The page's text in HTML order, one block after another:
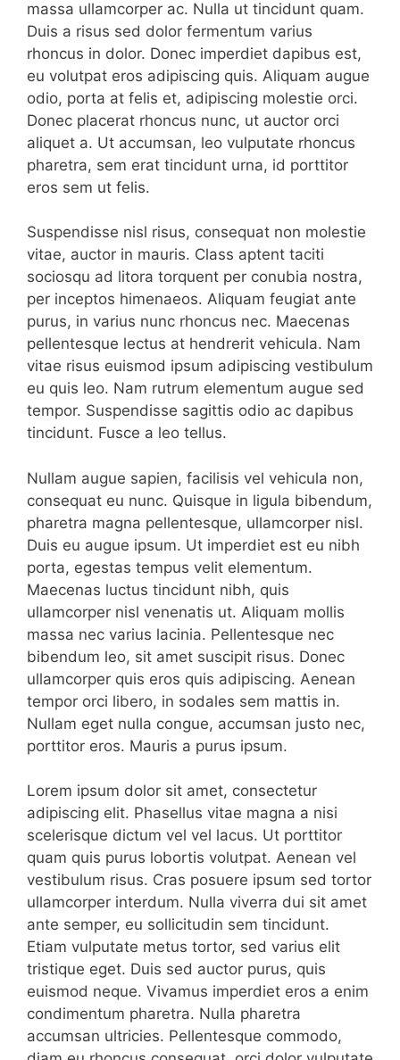
massa ullamcorper ac. Nulla ut tincidunt quam.
Duis a risus sed dolor fermentum varius
rhoncus in dolor. Donec imperdiet dapibus est,
eu volutpat eros adipiscing quis. Aliquam augue
odio, porta at felis et, adipiscing molestie orci.
Donec placerat rhoncus nunc, ut auctor orci
aliquet a. Ut accumsan, leo vulputate rhoncus
pharetra, sem erat tincidunt urna, id porttitor
eros sem ut felis.
Suspendisse nisl risus, consequat non molestie
vitae, auctor in mauris. Class aptent taciti
sociosqu ad litora torquent per conubia nostra,
per inceptos himenaeos. Aliquam feugiat ante
purus, in varius nunc rhoncus nec. Maecenas
pellentesque lectus at hendrerit vehicula. Nam
vitae risus euismod ipsum adipiscing vestibulum
eu quis leo. Nam rutrum elementum augue sed
tempor. Suspendisse sagittis odio ac dapibus
tincidunt. Fusce a leo tellus.
Nullam augue sapien, facilisis vel vehicula non,
consequat eu nunc. Quisque in ligula bibendum,
pharetra magna pellentesque, ullamcorper nisl.
Duis eu augue ipsum. Ut imperdiet est eu nibh
porta, egestas tempus velit elementum.
Maecenas luctus tincidunt nibh, quis
ullamcorper nisl venenatis ut. Aliquam mollis
massa nec varius lacinia. Pellentesque nec
bibendum leo, sit amet suscipit risus. Donec
ullamcorper quis eros quis adipiscing. Aenean
tempor orci libero, in sodales sem mattis in.
Nullam eget nulla congue, accumsan justo nec,
porttitor eros. Mauris a purus ipsum.
Lorem ipsum dolor sit amet, consectetur
adipiscing elit. Phasellus vitae magna a nisi
scelerisque dictum vel vel lacus. Ut porttitor
quam quis purus lobortis volutpat. Aenean vel
vestibulum risus. Cras posuere ipsum sed tortor
ullamcorper interdum. Nulla viverra dui sit amet
ante semper, eu sollicitudin sem tincidunt.
Etiam vulputate metus tortor, sed varius elit
tristique eget. Duis sed auctor purus, quis
euismod neque. Vivamus imperdiet eros a enim
condimentum pharetra. Nulla pharetra
accumsan ultricies. Pellentesque commodo,